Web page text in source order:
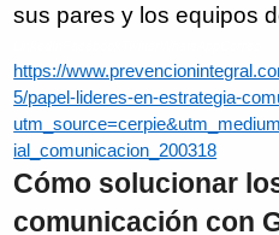
sus pares y los equipos
https://
5/papel-lideres-en-estrategia-
ial_comunicacion_200318
Cómo solucionar
comunicación con